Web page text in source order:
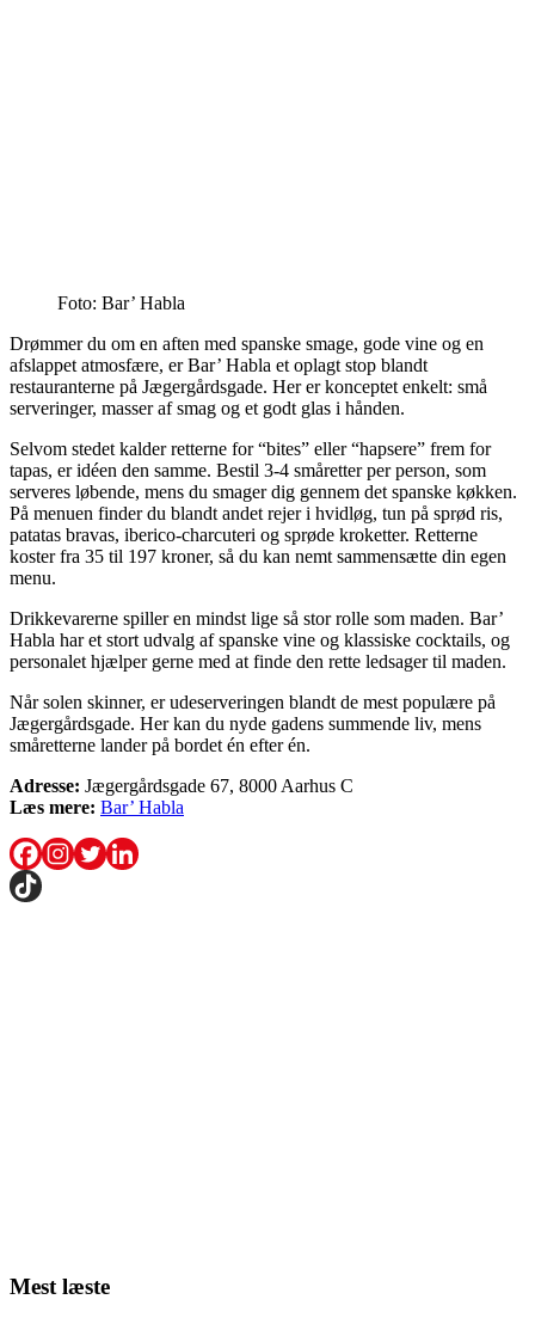
Foto: Bar’ Habla
Drømmer du om en aften med spanske smage, gode vine og en
afslappet atmosfære, er Bar’ Habla et oplagt stop blandt
restauranterne på Jægergårdsgade. Her er konceptet enkelt: små
serveringer, masser af smag og et godt glas i hånden.
Selvom stedet kalder retterne for “bites” eller “hapsere” frem for
tapas, er idéen den samme. Bestil 3-4 småretter per person, som
serveres løbende, mens du smager dig gennem det spanske køkken.
På menuen finder du blandt andet rejer i hvidløg, tun på sprød ris,
patatas bravas, iberico-charcuteri og sprøde kroketter. Retterne
koster fra 35 til 197 kroner, så du kan nemt sammensætte din egen
menu.
Drikkevarerne spiller en mindst lige så stor rolle som maden. Bar’
Habla har et stort udvalg af spanske vine og klassiske cocktails, og
personalet hjælper gerne med at finde den rette ledsager til maden.
Når solen skinner, er udeserveringen blandt de mest populære på
Jægergårdsgade. Her kan du nyde gadens summende liv, mens
småretterne lander på bordet én efter én.
Adresse: Jægergårdsgade 67, 8000 Aarhus C
Læs mere: Bar’ Habla
Mest læste